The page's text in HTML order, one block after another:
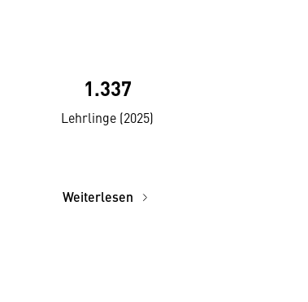
1.337
Lehrlinge (2025)
Weiterlesen